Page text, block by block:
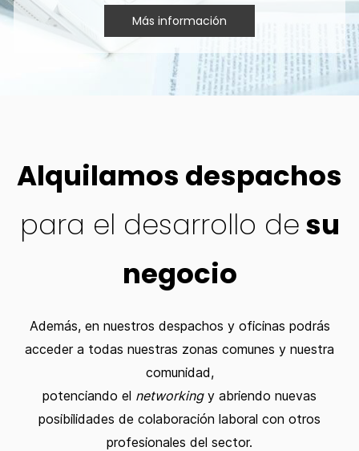
Más información
Alquilamos despachos
para el desarrollo desu
negocio
Además, en nuestros despachos y oficinas podrás
acceder a todas nuestras zonas comunes y nuestra
comunidad,
potenciando el networkingy abriendo nuevas
posibilidades de colaboración laboral con otros
profesionales del sector.